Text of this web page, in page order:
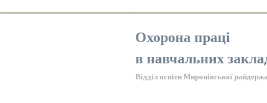
Охорона праці
в навчальних
Відділ освіти Миронівської